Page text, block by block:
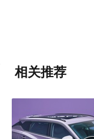
相关推荐